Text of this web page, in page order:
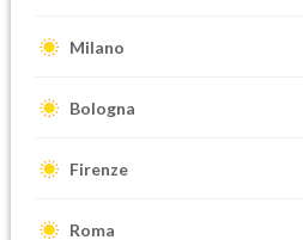
Milano
Bologna
Firenze
Roma